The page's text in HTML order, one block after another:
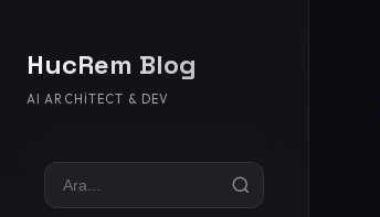
HucRem Blog
AI ARCHITECT & DEV